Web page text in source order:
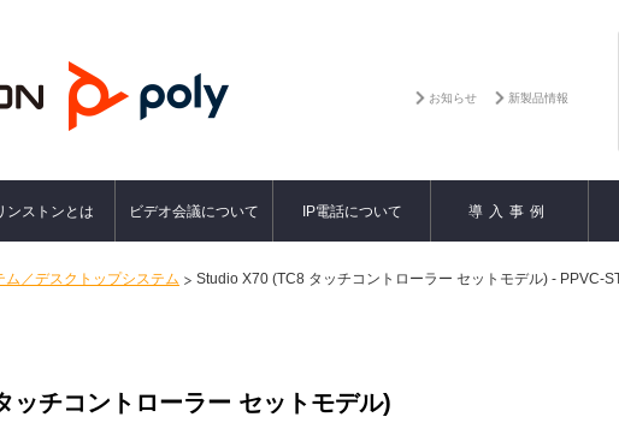
お知らせ 新製品情報
ンストンとは ビデオ会議について IP電話について 導入事例
ム／デスクトップシステム Studio X70 (TC8 タッチコントローラー セットモデル) - PPVC-
ッチコントローラー セットモデル)